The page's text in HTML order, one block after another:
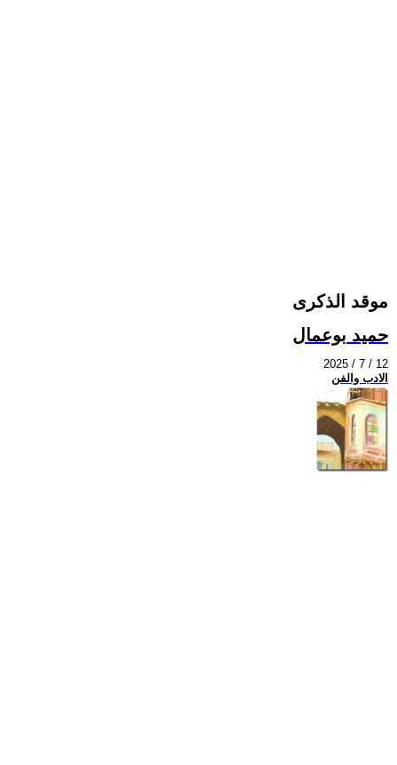
موقد الذكرى
حميد بوعمال
2025 / 7 / 12
الادب والفن